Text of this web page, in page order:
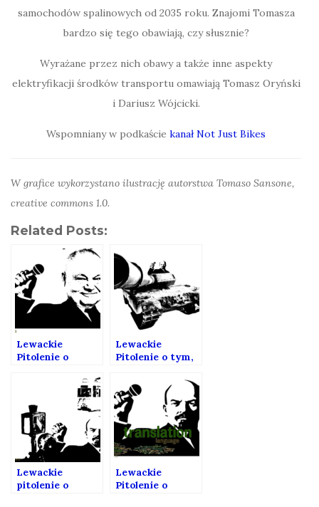
samochodów spalinowych od 2035 roku. Znajomi Tomasza
bardzo się tego obawiają, czy słusznie?
Wyrażane przez nich obawy a także inne aspekty
elektryfikacji środków transportu omawiają Tomasz Oryński
i Dariusz Wójcicki.
Wspomniany w podkaście kanał Not Just Bikes
W grafice wykorzystano ilustrację autorstwa Tomaso Sansone,
creative commons 1.0.
Related Posts:
Lewackie
Pitolenie o
Lewackie
Pitolenie o tym,
na Ukrainie.
Lewackie
pitolenie o
Lewackie
Pitolenie o